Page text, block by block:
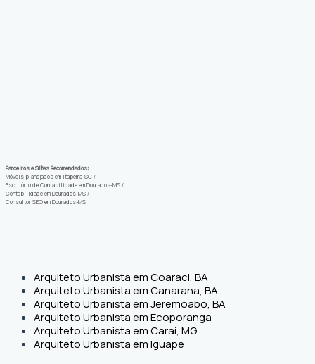
Parceiros e Sites Recomendados:
Móveis planejados em Itapema-SC /
Escritório de Contabilidade em Dourados-MS /
Contabilidade em Dourados-MS /
Consultor SEO em Dourados-MS
Arquiteto Urbanista em Coaraci, BA
Arquiteto Urbanista em Canarana, BA
Arquiteto Urbanista em Jeremoabo, BA
Arquiteto Urbanista em Ecoporanga
Arquiteto Urbanista em Caraí, MG
Arquiteto Urbanista em Iguape